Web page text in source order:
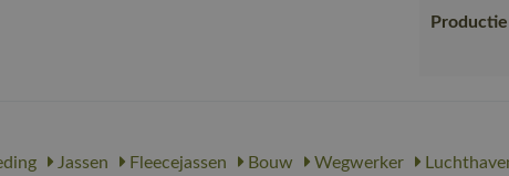
Productie
Jassen Fleecejassen Bouw Wegwerker